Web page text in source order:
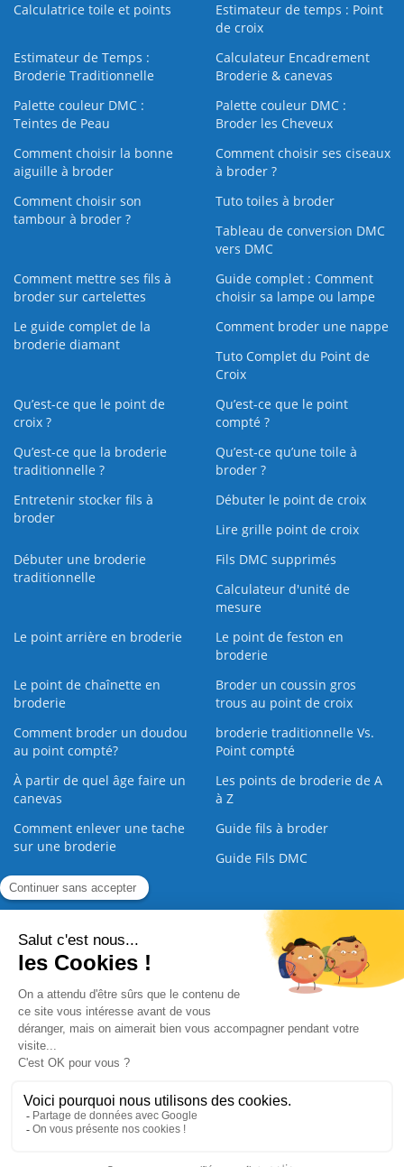
Calculatrice toile et points
Estimateur de temps : Point
de croix
Estimateur de Temps :
Broderie Traditionnelle
Calculateur Encadrement
Broderie & canevas
Palette couleur DMC :
Teintes de Peau
Palette couleur DMC :
Broder les Cheveux
Comment choisir la bonne
aiguille à broder
Comment choisir ses ciseaux
à broder ?
Comment choisir son
tambour à broder ?
Tuto toiles à broder
Tableau de conversion DMC
vers DMC
Comment mettre ses fils à
broder sur cartelettes
Guide complet : Comment
choisir sa lampe ou lampe
Le guide complet de la
broderie diamant
Comment broder une nappe
Tuto Complet du Point de
Croix
Qu’est-ce que le point de
croix ?
Qu’est-ce que le point
compté ?
Qu’est-ce que la broderie
traditionnelle ?
Qu’est‑ce qu’une toile à
broder ?
Entretenir stocker fils à
broder
Débuter le point de croix
Lire grille point de croix
Débuter une broderie
traditionnelle
Fils DMC supprimés
Calculateur d'unité de
mesure
Le point arrière en broderie
Le point de feston en
broderie
Le point de chaînette en
broderie
Broder un coussin gros
trous au point de croix
Comment broder un doudou
au point compté?
broderie traditionnelle Vs.
Point compté
À partir de quel âge faire un
canevas
Les points de broderie de A
à Z
Comment enlever une tache
sur une broderie
Guide fils à broder
Guide Fils DMC
Guide de la Broderie
Commande Papier Qui sommes nous Nous contacter |
Paiement sécurisé
2008 - 2026 © CreaMagic. ALL Rights Reserved.